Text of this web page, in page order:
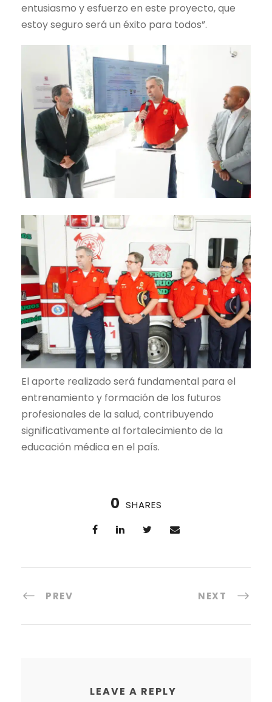
entusiasmo y esfuerzo en este proyecto, que
estoy seguro será un éxito para todos”.
El aporte realizado será fundamental para el
entrenamiento y formación de los futuros
profesionales de la salud, contribuyendo
significativamente al fortalecimiento de la
educación médica en el país.
0 SHARES
PREV NEXT
LEAVE A REPLY